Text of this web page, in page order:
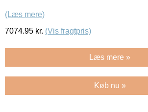
(Læs mere)
7074.95 kr. (Vis fragtpris)
Læs mere »
Køb nu »